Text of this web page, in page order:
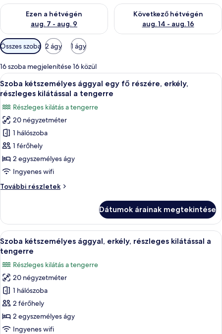
Ezen a hétvégén
aug. 7 - aug. 9
A mostani hétvégi rendelkezésre állás ellenőrzése: aug. 7 -
Következő hétvégén
aug. 14 - aug. 16
A következő hétvégi
Szobákhoz
rendelkezésre
álló
szűrők
Összes szoba 2 ágy 1 ágy
16 szoba megjelenítése 16 közül
A
következő
szoba
összes
képének
megtekintése:
Szoba
kétszemélyes
ággyal
fő
részleges
kilátással
a
tengerre
Egy szállodai szoba két ággyal, nagy
5
Szoba kétszemélyes ággyal egy fő részére, erkély,
részleges kilátással a tengerre
Részleges kilátás a tengerre
20 négyzetméter
1 hálószoba
1 férőhely
2 egyszemélyes ágy
Ingyenes wifi
További részletek
Szoba
fő
részére,
erkély,
részleges
kilátással
a
tengerre
további
részletei
Dátumok árainak megtekintése
A
következő
szoba
összes
képének
megtekintése:
Szoba
kétszemélyes
ággyal,
Egy szállodai szoba két ággyal, nagy
5
Szoba kétszemélyes ággyal, erkély, részleges kilátással a
tengerre
Részleges kilátás a tengerre
20 négyzetméter
1 hálószoba
2 férőhely
2 egyszemélyes ágy
Ingyenes wifi